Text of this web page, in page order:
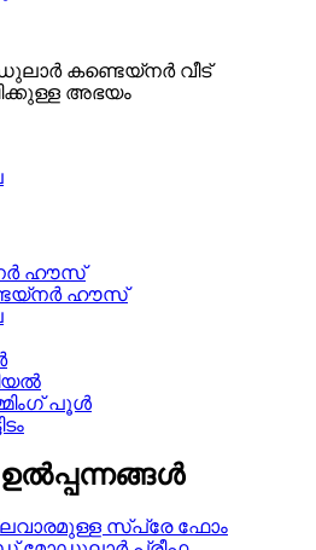
ഹൗസ്
ഹൗസ്
പൂൾ